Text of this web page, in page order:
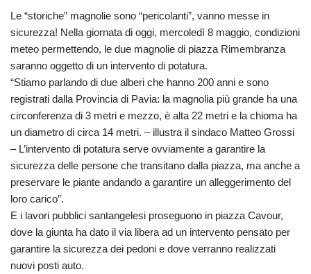
Le “storiche” magnolie sono “pericolanti”, vanno messe in
sicurezza! Nella giornata di oggi, mercoledì 8 maggio, condizioni
meteo permettendo, le due magnolie di piazza Rimembranza
saranno oggetto di un intervento di potatura.
“Stiamo parlando di due alberi che hanno 200 anni e sono
registrati dalla Provincia di Pavia: la magnolia più grande ha una
circonferenza di 3 metri e mezzo, è alta 22 metri e la chioma ha
un diametro di circa 14 metri. – illustra il sindaco Matteo Grossi
– L’intervento di potatura serve ovviamente a garantire la
sicurezza delle persone che transitano dalla piazza, ma anche a
preservare le piante andando a garantire un alleggerimento del
loro carico”.
E i lavori pubblici santangelesi proseguono in piazza Cavour,
dove la giunta ha dato il via libera ad un intervento pensato per
garantire la sicurezza dei pedoni e dove verranno realizzati
nuovi posti auto.